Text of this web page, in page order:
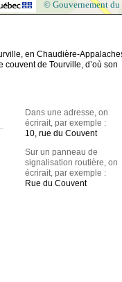
© Gouvernement du
en Chaudière-
de Tourville, d’où son
Dans une adresse, on
écrirait, par exemple :
10, rue du Couvent
Sur un panneau de
signalisation routière, on
écrirait, par exemple :
Rue du Couvent